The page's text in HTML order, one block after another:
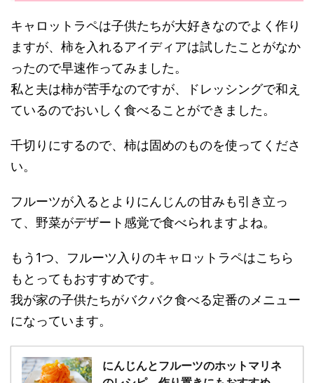
キャロットラペは子供たちが大好きなのでよく作り
ますが、柿を入れるアイディアは試したことがなか
ったので早速作ってみました。
私と夫は柿が苦手なのですが、ドレッシングで和え
ているのでおいしく食べることができました。
千切りにするので、柿は固めのものを使ってくださ
い。
フルーツが入るとよりにんじんの甘みも引き立っ
て、野菜がデザート感覚で食べられますよね。
もう1つ、フルーツ入りのキャロットラペはこちら
もとってもおすすめです。
我が家の子供たちがバクバク食べる定番のメニュー
になっています。
にんじんとフルーツのホットマリネ